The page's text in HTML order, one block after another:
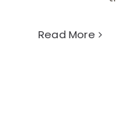
Read More